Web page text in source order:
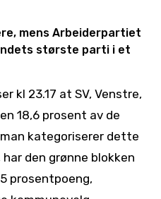
mens Arbeiderpartiet
største parti i et
kl 23.17 at SV, Venstre,
18,6 prosent av de
kategoriserer dette
den grønne blokken
prosentpoeng,